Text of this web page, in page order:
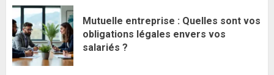
Mutuelle entreprise : Quelles sont vos
obligations légales envers vos
salariés ?